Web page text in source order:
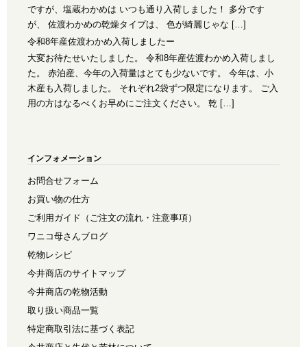
ですが、塩蔵わかめは いつも通り入荷しました！ 多分です
が、 佐渡わかめの乾燥タイプは、 色が綺麗じゃな […]
令和8年産佐渡わかめ入荷しましたー
大変お待たせいたしました。 令和8年産佐渡わかめ入荷しまし
た。 赤泊産、今年の入荷量はとても少ないです。 今年は、小
木産も入荷しました。 それぞれ2袋ずつ限定になります。 ご入
用の方はなるべくお早めにご注文ください。 乾 […]
インフォメーション
お問合せフォーム
お買い物の仕方
ご利用ガイド（ご注文の流れ・注意事項）
ワニコ母さんブログ
乾物レシピ
今井商店のサイトマップ
今井商店の乾物活動
取り扱い商品一覧
特定商取引法に基づく表記